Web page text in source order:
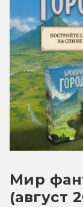
Мир
(август